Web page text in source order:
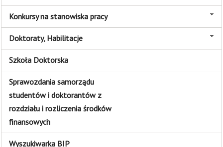
Konkursy na stanowiska pracy
Doktoraty, Habilitacje
Szkoła Doktorska
Sprawozdania samorządu
studentów i doktorantów z
rozdziału i rozliczenia środków
finansowych
Wyszukiwarka BIP